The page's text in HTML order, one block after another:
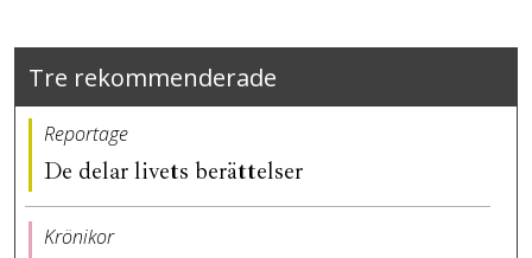
Tre rekommenderade
Reportage
De delar livets berättelser
Krönikor